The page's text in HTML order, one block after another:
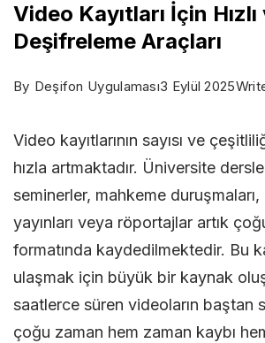
Video Kayıtları İçin
Deşifreleme Araçları
By Deşifon Uygulaması3 Eylül 2025
Video kayıtlarının sayısı ve
hızla artmaktadır. Üniversite
seminerler, mahkeme
yayınları veya röportajlar artık
formatında kaydedilmektedir. Bu
ulaşmak için büyük bir kaynak
saatlerce süren videoların baştan
çoğu zaman hem zaman kaybı